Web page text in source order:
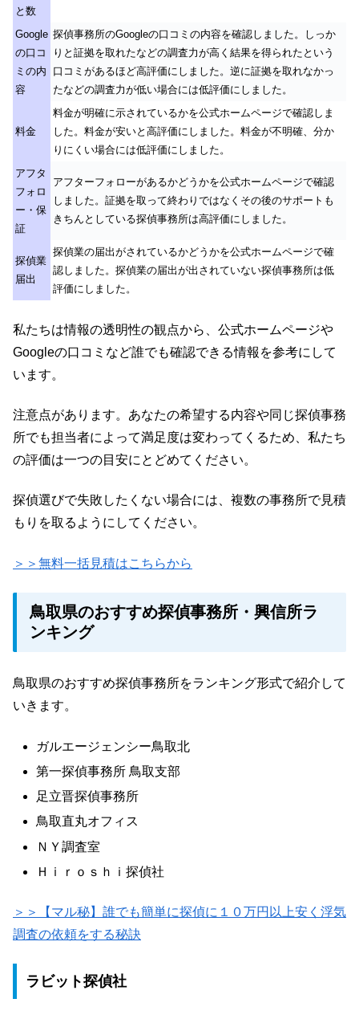
と数
Google
の口コ
ミの内
容
探偵事務所のGoogleの口コミの内容を確認しました。しっか
りと証拠を取れたなどの調査力が高く結果を得られたという
口コミがあるほど高評価にしました。逆に証拠を取れなかっ
たなどの調査力が低い場合には低評価にしました。
料金
料金が明確に示されているかを公式ホームページで確認しま
した。料金が安いと高評価にしました。料金が不明確、分か
りにくい場合には低評価にしました。
アフタ
フォロ
ー・保
証
アフターフォローがあるかどうかを公式ホームページで確認
しました。証拠を取って終わりではなくその後のサポートも
きちんとしている探偵事務所は高評価にしました。
探偵業
届出
探偵業の届出がされているかどうかを公式ホームページで確
認しました。探偵業の届出が出されていない探偵事務所は低
評価にしました。
私たちは情報の透明性の観点から、公式ホームページや
Googleの口コミなど誰でも確認できる情報を参考にして
います。
注意点があります。あなたの希望する内容や同じ探偵事務
所でも担当者によって満足度は変わってくるため、私たち
の評価は一つの目安にとどめてください。
探偵選びで失敗したくない場合には、複数の事務所で見積
もりを取るようにしてください。
＞＞無料一括見積はこちらから
鳥取県のおすすめ探偵事務所・興信所ラ
ンキング
鳥取県のおすすめ探偵事務所をランキング形式で紹介して
いきます。
ガルエージェンシー鳥取北
第一探偵事務所 鳥取支部
足立晋探偵事務所
鳥取直丸オフィス
ＮＹ調査室
Ｈｉｒｏｓｈｉ探偵社
＞＞【マル秘】誰でも簡単に探偵に１０万円以上安く浮気
調査の依頼をする秘訣
ラビット探偵社